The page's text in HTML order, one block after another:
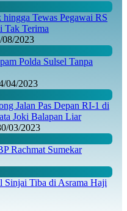
Tewas Pegawai RS
Tak Terima
08/2023
Polda Sulsel Tanpa
04/2023
Jalan Pas Depan RI-1 di
Joki Balapan Liar
03/2023
Rachmat Sumekar
Sinjai Tiba di Asrama Haji